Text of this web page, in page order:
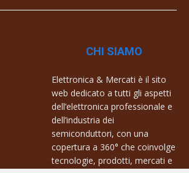
CHI SIAMO
Elettronica & Mercati è il sito
web dedicato a tutti gli aspetti
dell’elettronica professionale e
dell’industria dei
semiconduttori, con una
copertura a 360° che coinvolge
tecnologie, prodotti, mercati e